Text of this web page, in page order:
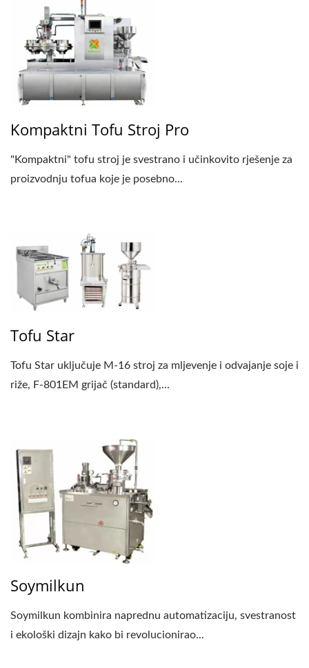
DIJAGRAM TOKA
PROIZVODNJE TOFUA,
PROCES PROIZVODNJE
TOFUA, PROCES
PROIZVODNJE TOFUA,
PREHRAMBENA MAŠINA
/ VODITELJ
STROJEVA ZA
PROIZVODNJU TOFUA I
SOJINOG MLIJEKA S
NAJVIŠIM PRIORITETOM
NA SIGURNOSTI
HRANE.
Kompaktni Tofu Stroj Pro
"Kompaktni" tofu stroj je svestrano i učinkovito rješenje za
proizvodnju tofua koje je posebno...
Tofu Star
Tofu Star uključuje M-16 stroj za mljevenje i odvajanje soje i
riže, F-801EM grijač (standard),...
Soymilkun
Soymilkun kombinira naprednu automatizaciju, svestranost
i ekološki dizajn kako bi revolucionirao...